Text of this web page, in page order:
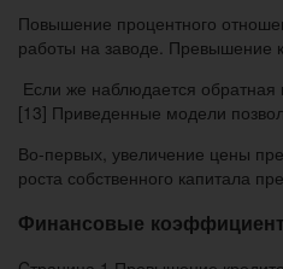
Повышение процентного
работы на заводе. Превышение
Если же наблюдается обратная
[13] Приведенные модели
Во-первых, увеличение цены
роста собственного капитала
Финансовые